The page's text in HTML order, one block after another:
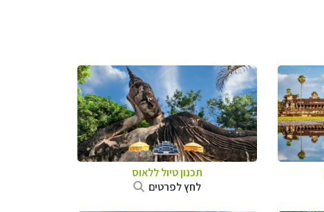
תכנון טיולללאוס
לחץ לפרטים